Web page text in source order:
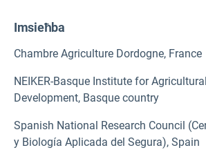
Imsieħba
Chambre Agriculture Dordogne, France
NEIKER-Basque Institute for
Development, Basque country
Spanish National Research Council
y Biología Aplicada del Segura), Spain